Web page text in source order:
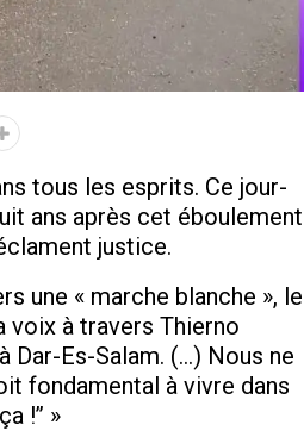
tous les esprits. Ce jour-
ans après cet éboulement
justice.
une « marche blanche », le
voix à travers Thierno
Dar-Es-Salam. (…) Nous ne
fondamental à vivre dans
!’’ »